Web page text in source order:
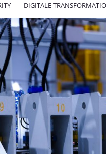
DIGITALE